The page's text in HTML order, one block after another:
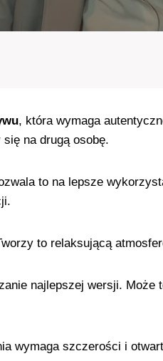
, która wymaga
na drugą osobę.
to na lepsze
to relaksującą
najlepszej wersji.
wymaga szczerości i